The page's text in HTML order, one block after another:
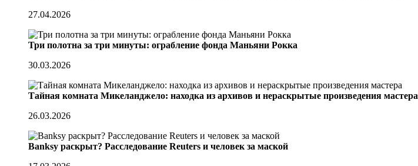
27.04.2026
Три полотна за три минуты: ограбление фонда Маньяни Рокка
30.03.2026
Тайная комната Микеланджело: находка из архивов и нераскрытые произведения мастера
26.03.2026
Banksy раскрыт? Расследование Reuters и человек за маской